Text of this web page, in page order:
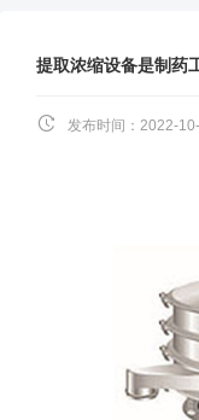
提取浓缩设备是制药
发布时间：